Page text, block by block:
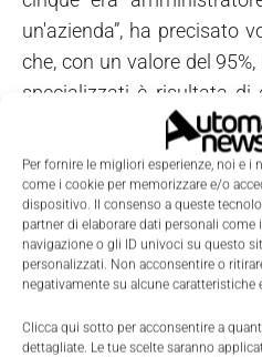
Per fornire le migliori esperienze, noi e
come i cookie per memorizzare e/o
dispositivo. Il consenso a queste
partner di elaborare dati personali
navigazione o gli ID univoci su questo
personalizzati. Non acconsentire o
negativamente su alcune caratteristiche
Clicca qui sotto per acconsentire a
dettagliate. Le tue scelte saranno
un'azienda”, ha precisato
che, con un valore del
specializzati è risultata di
superiore a quella del
competenza tematica,
responsabili decisionali:
fare di Hannover
internazionale, in ambito
economico, per la
Il Paese Partner